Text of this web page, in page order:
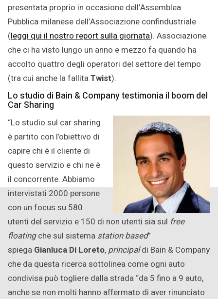
presentata proprio in occasione dell’Assemblea
Pubblica milanese dell’Associazione confindustriale
(leggi qui il nostro report sulla giornata). Associazione
che ci ha visto lungo un anno e mezzo fa quando ha
accolto quattro degli operatori del settore del tempo
(tra cui anche la fallitaTwist).
Lo studio di Bain & Company testimonia il boom del
Car Sharing
“Lo studio sul car sharing
è partito con l’obiettivo di
capire chi è il cliente di
questo servizio e chi ne è
il concorrente. Abbiamo
intervistati 2000 persone
con un focus su 580
utenti del servizio e 150 di non utenti sia sul free
floatingche sul sistema station based”
spiega Gianluca Di Loreto, principaldi Bain & Company
che da questa ricerca sottolinea come ogni auto
condivisa può togliere dalla strada “da 5 fino a 9 auto,
anche se non molti hanno affermato di aver rinunciato